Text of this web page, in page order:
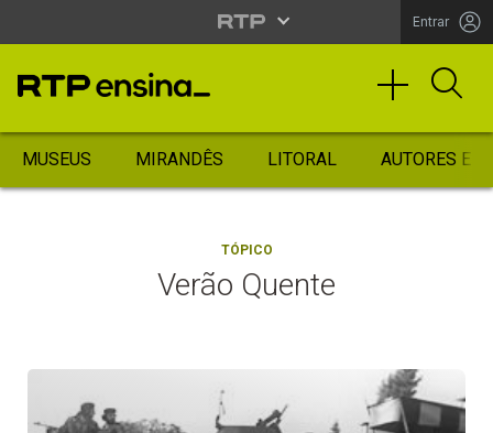
Entrar
MUSEUS MIRANDÊS LITORAL AUTORES
TÓPICO
Verão Quente